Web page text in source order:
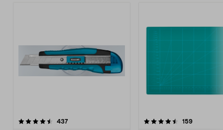
437recensioner
4.5 av 5 stjärnor 159
4.5 av 5 stjärnor